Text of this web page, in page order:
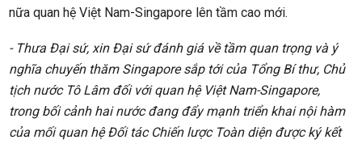
nữa quan hệ Việt Nam-Singapore lên tầm cao mới.
- Thưa Đại sứ, xin Đại sứ đánh giá về tầm quan trọng và ý
nghĩa chuyến thăm Singapore sắp tới của Tổng Bí thư, Chủ
tịch nước Tô Lâm đối với quan hệ Việt Nam-Singapore,
trong bối cảnh hai nước đang đẩy mạnh triển khai nội hàm
của mối quan hệ Đối tác Chiến lược Toàn diện được ký kết